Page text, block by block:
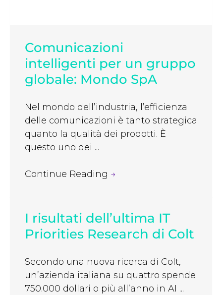
Comunicazioni
intelligenti per un gruppo
globale: Mondo SpA
Nel mondo dell’industria, l’efficienza
delle comunicazioni è tanto strategica
quanto la qualità dei prodotti. È
questo uno dei ...
Continue Reading →
I risultati dell’ultima IT
Priorities Research di Colt
Secondo una nuova ricerca di Colt,
un’azienda italiana su quattro spende
750.000 dollari o più all’anno in AI ...